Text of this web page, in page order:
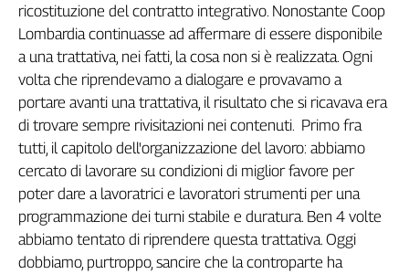
Collettiva
Talk
La
settimana
Girasoli
Il
Sassolino
Economica
Tech
It
Easy
ricostituzione del contratto integrativo. Nonostante Coop
Lombardia continuasse ad affermare di essere disponibile
a una trattativa, nei fatti, la cosa non si è realizzata. Ogni
volta che riprendevamo a dialogare e provavamo a
portare avanti una trattativa, il risultato che si ricavava era
di trovare sempre rivisitazioni nei contenuti. Primo fra
tutti, il capitolo dell'organizzazione del lavoro: abbiamo
cercato di lavorare su condizioni di miglior favore per
poter dare a lavoratrici e lavoratori strumenti per una
programmazione dei turni stabile e duratura. Ben 4 volte
abbiamo tentato di riprendere questa trattativa. Oggi
dobbiamo, purtroppo, sancire che la controparte ha